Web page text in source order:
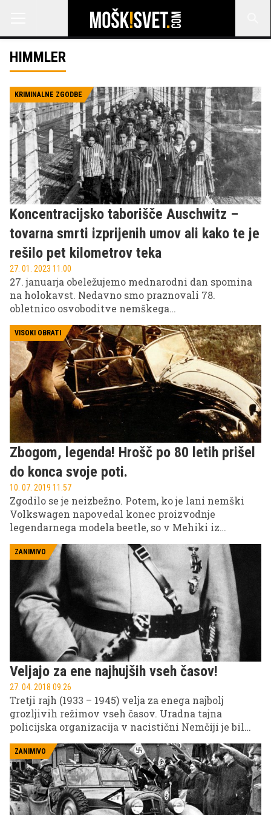
HIMMLER
KRIMINALNE ZGODBE
Koncentracijsko taborišče Auschwitz –
tovarna smrti izprijenih umov ali kako te je
rešilo pet kilometrov teka
27. 01. 2023 11.00
27. januarja obeležujemo mednarodni dan spomina
na holokavst. Nedavno smo praznovali 78.
obletnico osvoboditve nemškega
(poljskoOświcim) na Poljskem, kjer je bilo v času
nemške okupacije med majem 1940 in januarje 1945
ubitih pribl. 1,1 milijona ljudi, od tega večina (90
odstotkov) Judov oz. vsak šesti Jud od šestih
milijonov, ki so bili ubiti v holokavstu. Tam je
pristalo tudi veliko slovenskih taboriščnikov.
Taborišče je danes opomin človeštvu, kam lahko
vodi sprevržena miselnost o rasni nadvladi.
VISOKI OBRATI
Zbogom, legenda! Hrošč po 80 letih prišel
do konca svoje poti.
10. 07. 2019 11.57
Zgodilo se je neizbežno. Potem, ko je lani nemški
Volkswagen napovedal konec proizvodnje
legendarnega modela beetle, so v Mehiki iz
tekočega traku zapeljali še zadnji primerki
kultnega vozila, ki se je rodil v času Hitlerjevega
Tretjega rajha in dolgo časa predstavljal ne le
simbol nemškega gospodarstva, ampak tudi
popkulture.
ZANIMIVO
Veljajo za ene najhujših vseh časov!
27. 04. 2018 09.26
Tretji rajh (1933 – 1945) velja za enega najbolj
grozljivih režimov vseh časov. Uradna tajna
policijska organizacija v nacistični Nemčiji je bil
zloglasni Gestapo. Enota je bila ustanovljena 26.
aprila 1933 v Prusiji, s prihodom Hermanna
Goeringa na oblast leta 1934 pa je prevzela vlogo
politične organizacije z vplivom na območju
celotne države.
ZANIMIVO